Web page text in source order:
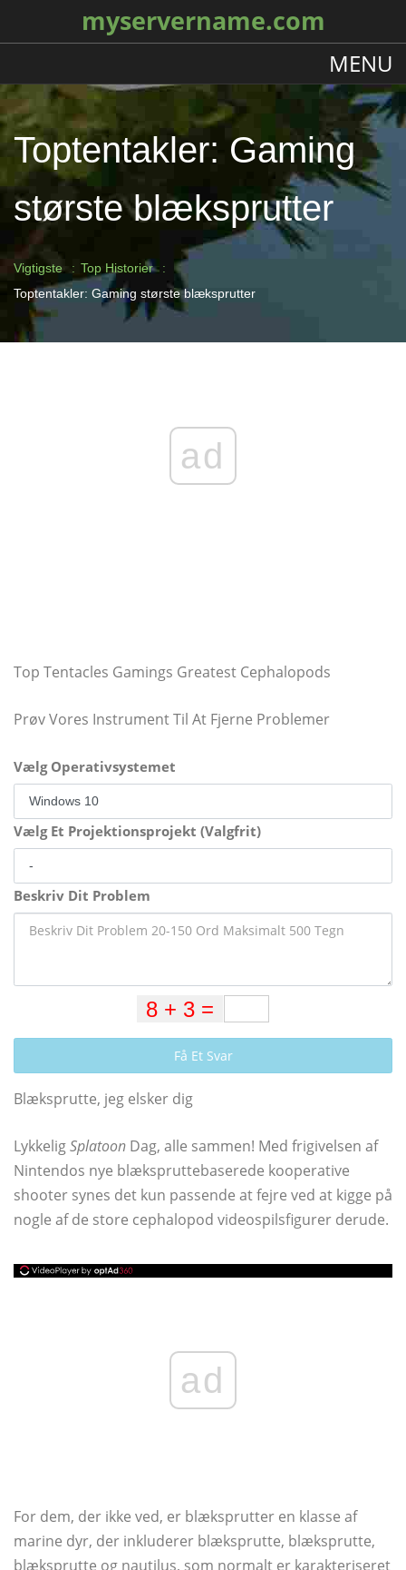
myservername.com
MENU
Toptentakler: Gaming
største blæksprutter
Vigtigste
Top Historier
Toptentakler: Gaming største blæksprutter
ad
Top Tentacles Gamings Greatest Cephalopods
Prøv Vores Instrument Til At Fjerne Problemer
Vælg Operativsystemet
Vælg Et Projektionsprojekt (Valgfrit)
Beskriv Dit Problem
Få Et Svar
Blæksprutte, jeg elsker dig
LykkeligSplatoon Dag, alle sammen! Med frigivelsen af ​​
Nintendos nye blækspruttebaserede kooperative
shooter synes det kun passende at fejre ved at kigge på
nogle af de store cephalopod videospilsfigurer derude.
ad
For dem, der ikke ved, er blæksprutter en klasse af
marine dyr, der inkluderer blæksprutte, blæksprutte,
blæksprutte og nautilus, som normalt er karakteriseret